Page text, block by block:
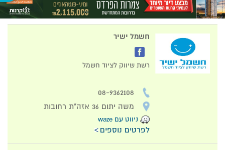
חשמל ישיר
רשת שיווק לציוד חשמל
08-9362108
משה יתום 36 אזה"ת רחובות
ניווט עם waze
לפרטים נוספים